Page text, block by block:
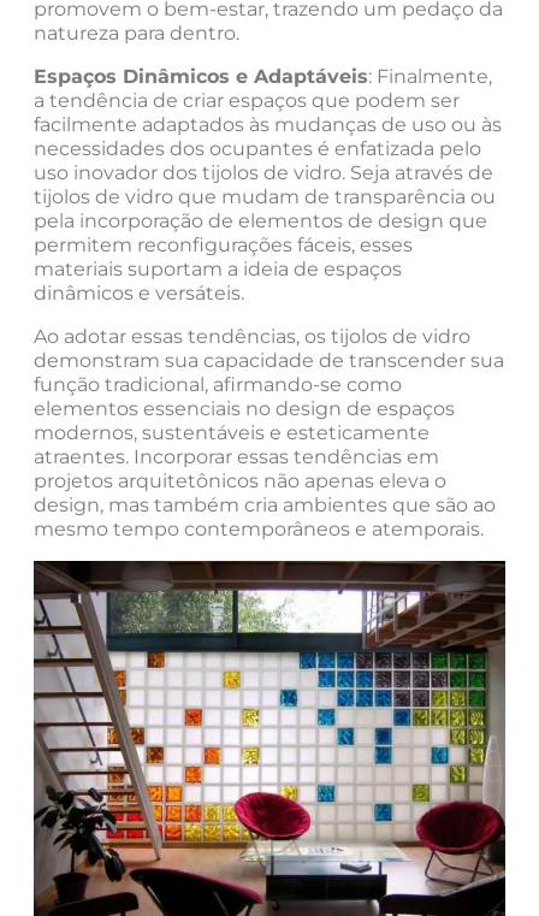
promovem o bem-estar, trazendo um pedaço da
natureza para dentro.
Espaços Dinâmicos e Adaptáveis: Finalmente,
a tendência de criar espaços que podem ser
facilmente adaptados às mudanças de uso ou às
necessidades dos ocupantes é enfatizada pelo
uso inovador dos tijolos de vidro. Seja através de
tijolos de vidro que mudam de transparência ou
pela incorporação de elementos de design que
permitem reconfigurações fáceis, esses
materiais suportam a ideia de espaços
dinâmicos e versáteis.
Ao adotar essas tendências, os tijolos de vidro
demonstram sua capacidade de transcender sua
função tradicional, afirmando-se como
elementos essenciais no design de espaços
modernos, sustentáveis e esteticamente
atraentes. Incorporar essas tendências em
projetos arquitetônicos não apenas eleva o
design, mas também cria ambientes que são ao
mesmo tempo contemporâneos e atemporais.